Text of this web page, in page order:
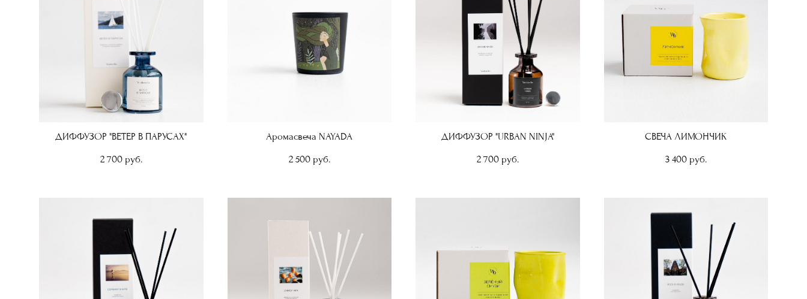
ДИФФУЗОР "ВЕТЕР В ПАРУСАХ"
2 700 pуб.
Аромасвеча NAYADA
2 500 pуб.
ДИФФУЗОР "URBAN NINJA"
2 700 pуб.
СВЕЧА ЛИМОНЧИК
3 400 pуб.